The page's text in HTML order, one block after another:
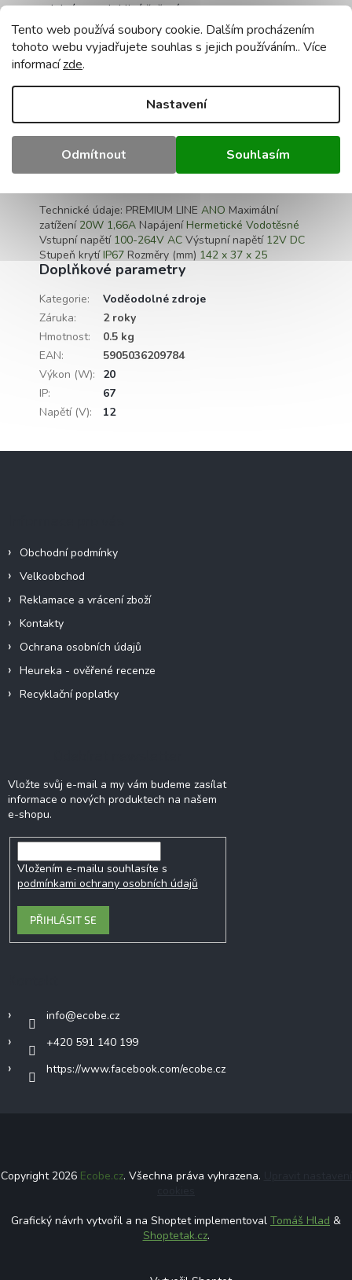
Tento web používá soubory cookie. Dalším procházením
tohoto webu vyjadřujete souhlas s jejich používáním.. Více
informacízde.
Nastavení
Odmítnout Souhlasím
odolná a spolehlivá řešení.
Díky hermetickému designu a vysokému stupni
ochrany IP67 je zařízení zcela vodotěsné a
prachotěsné, takže je ideální pro instalaci uvnitř i
venku.
✅ Zařízení poskytuje stabilní výstupní napětí 12V
DC, díky čemuž je vynikající volbou pro napájení
LED pásků, zahradního osvětlení, světelných
reklam, ale i mnoha dalších zařízení pracujících na
nízké napětí.
Technické údaje: PREMIUM LINE ANO Maximální
zatížení 20W 1,66A Napájení Hermetické Vodotěsné
Vstupní napětí 100-264V AC Výstupní napětí 12V DC
Stupeň krytíIP67 Rozměry (mm) 142 x 37 x 25
Doplňkové parametry
Kategorie:
Voděodolné zdroje
Záruka:
2 roky
Hmotnost:
0.5 kg
EAN:
5905036209784
Výkon (W):
20
IP:
67
Napětí (V): 12
Obchodní podmínky
Velkoobchod
Reklamace a vrácení zboží
Kontakty
Ochrana osobních údajů
Heureka - ověřené recenze
Recyklační poplatky
Vložte svůj e-mail a my vám budeme zasílat
informace o nových produktech na našem
e-shopu.
Vložením e-mailu souhlasíte s
podmínkami ochrany osobních údajů
PŘIHLÁSIT SE
info@ecobe.cz
+420 591 140 199
https://www.facebook.com/ecobe.cz
Copyright 2026 Ecobe.cz. Všechna práva vyhrazena.
Grafický návrh vytvořil a na Shoptet implementoval Tomáš Hlad &
Shoptetak.cz.